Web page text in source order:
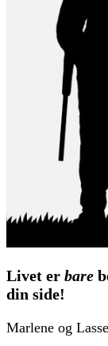
Livet er bare
din side!
Marlene og